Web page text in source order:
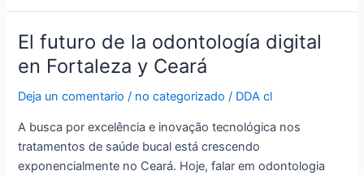
El futuro de la odontología digital
en Fortaleza y Ceará
Deja un comentario / no categorizado / DDA cl
A busca por excelência e inovação tecnológica nos
tratamentos de saúde bucal está crescendo
exponencialmente no Ceará. Hoje, falar em odontologia
El
futuro
de
la
digital
en